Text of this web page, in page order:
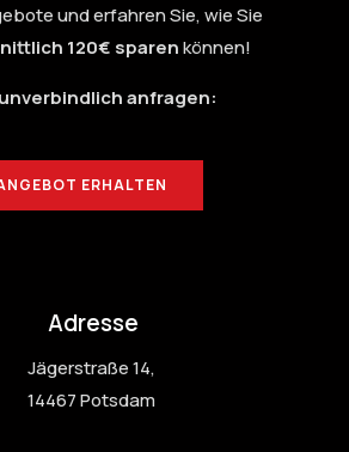
und erfahren Sie, wie Sie
120€ sparenkönnen!
anfragen:
ERHALTEN
Adresse
Jägerstraße 14,
14467 Potsdam